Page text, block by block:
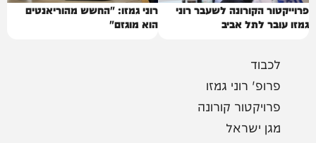
פרוייקטור הקורונה לשעבר רוני
גמזו עובר לתל אביב
רוני גמזו: "החשש מהוריאנטים
הוא מוגזם"
לכבוד
פרופ' רוני גמזו
פרויקטור קורונה
מגן ישראל